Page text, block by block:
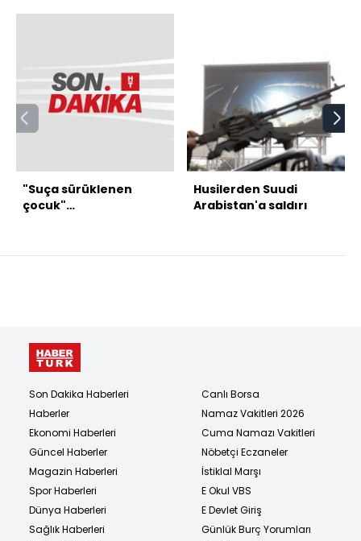
"Suça sürüklenen
çocuk"
Husilerden Suudi
Arabistan'a saldırı
Son Dakika Haberleri
Haberler
Ekonomi Haberleri
Güncel Haberler
Magazin Haberleri
Spor Haberleri
Dünya Haberleri
Sağlık Haberleri
Canlı Borsa
Namaz Vakitleri 2026
Cuma Namazı Vakitleri
Nöbetçi Eczaneler
İstiklal Marşı
E Okul VBS
E Devlet Giriş
Günlük Burç Yorumları